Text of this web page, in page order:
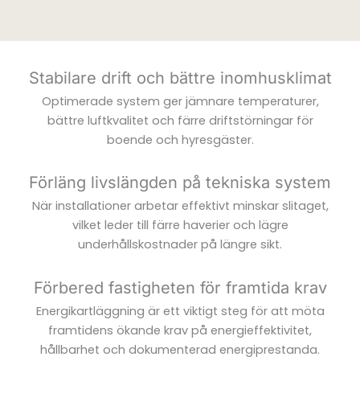
Stabilare drift och bättre inomhusklimat
Optimerade system ger jämnare temperaturer,
bättre luftkvalitet och färre driftstörningar för
boende och hyresgäster.
Förläng livslängden på tekniska system
När installationer arbetar effektivt minskar slitaget,
vilket leder till färre haverier och lägre
underhållskostnader på längre sikt.
Förbered fastigheten för framtida krav
Energikartläggning är ett viktigt steg för att möta
framtidens ökande krav på energieffektivitet,
hållbarhet och dokumenterad energiprestanda.